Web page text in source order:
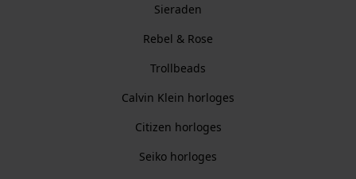
Sieraden
Rebel & Rose
Trollbeads
Calvin Klein horloges
Citizen horloges
Seiko horloges